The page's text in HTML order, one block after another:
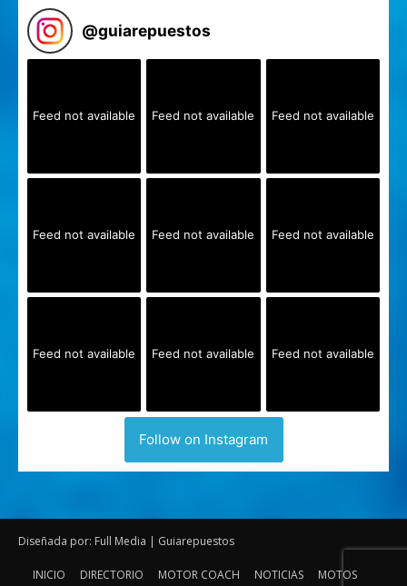
@guiarepuestos
Feed not available Feed not available Feed not available
Feed not available Feed not available Feed not available
Feed not available Feed not available Feed not available
Follow on Instagram
Diseñada por: Full Media | Guiarepuestos
INICIO DIRECTORIO MOTOR COACH NOTICIAS
MOTOS